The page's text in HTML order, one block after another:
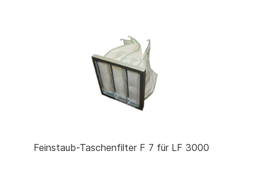
Feinstaub-Taschenfilter F 7 für LF 3000